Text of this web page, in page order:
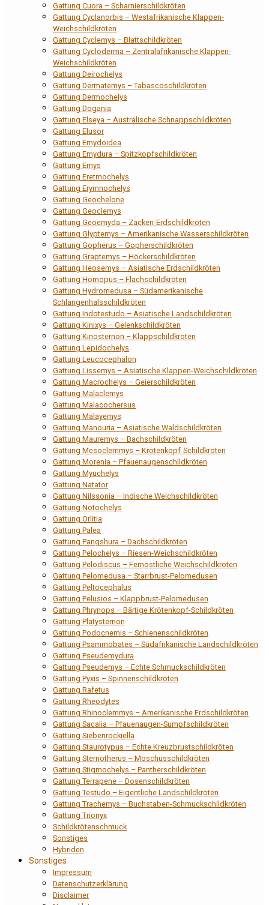
Gattung Cuora – Scharnierschildkröten
Gattung Cyclanorbis – Westafrikanische Klappen-
Weichschildkröten
Gattung Cyclemys – Blattschildkröten
Gattung Cycloderma – Zentralafrikanische Klappen-
Weichschildkröten
Gattung Deirochelys
Gattung Dermatemys – Tabascoschildkröten
Gattung Dermochelys
Gattung Dogania
Gattung Elseya – Australische Schnappschildkröten
Gattung Elusor
Gattung Emydoidea
Gattung Emydura – Spitzkopfschildkröten
Gattung Emys
Gattung Eretmochelys
Gattung Erymnochelys
Gattung Geochelone
Gattung Geoclemys
Gattung Geoemyda – Zacken-Erdschildkröten
Gattung Glyptemys – Amerikanische Wasserschildkröten
Gattung Gopherus – Gopherschildkröten
Gattung Graptemys – Höckerschildkröten
Gattung Heosemys – Asiatische Erdschildkröten
Gattung Homopus – Flachschildkröten
Gattung Hydromedusa – Südamerikanische
Schlangenhalsschildkröten
Gattung Indotestudo – Asiatische Landschildkröten
Gattung Kinixys – Gelenkschildkröten
Gattung Kinosternon – Klappschildkröten
Gattung Lepidochelys
Gattung Leucocephalon
Gattung Lissemys – Asiatische Klappen-Weichschildkröten
Gattung Macrochelys – Geierschildkröten
Gattung Malaclemys
Gattung Malacochersus
Gattung Malayemys
Gattung Manouria – Asiatische Waldschildkröten
Gattung Mauremys – Bachschildkröten
Gattung Mesoclemmys – Krötenkopf-Schildkröten
Gattung Morenia – Pfauenaugenschildkröten
Gattung Myuchelys
Gattung Natator
Gattung Nilssonia – Indische Weichschildkröten
Gattung Notochelys
Gattung Orlitia
Gattung Palea
Gattung Pangshura – Dachschildkröten
Gattung Pelochelys – Riesen-Weichschildkröten
Gattung Pelodiscus – Fernöstliche Weichschildkröten
Gattung Pelomedusa – Starrbrust-Pelomedusen
Gattung Peltocephalus
Gattung Pelusios – Klappbrust-Pelomedusen
Gattung Phrynops – Bärtige Krötenkopf-Schildkröten
Gattung Platysternon
Gattung Podocnemis – Schienenschildkröten
Gattung Psammobates – Südafrikanische Landschildkröten
Gattung Pseudemydura
Gattung Pseudemys – Echte Schmuckschildkröten
Gattung Pyxis – Spinnenschildkröten
Gattung Rafetus
Gattung Rheodytes
Gattung Rhinoclemmys – Amerikanische Erdschildkröten
Gattung Sacalia – Pfauenaugen-Sumpfschildkröten
Gattung Siebenrockiella
Gattung Staurotypus – Echte Kreuzbrustschildkröten
Gattung Sternotherus – Moschusschildkröten
Gattung Stigmochelys – Pantherschildkröten
Gattung Terrapene – Dosenschildkröten
Gattung Testudo – Eigentliche Landschildkröten
Gattung Trachemys – Buchstaben-Schmuckschildkröten
Gattung Trionyx
Schildkrötenschmuck
Sonstiges
Hybriden
Sonstiges
Impressum
Datenschutzerklärung
Disclaimer